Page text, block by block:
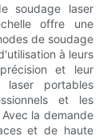
soudage laser
offre une
de soudage
à leurs
et leur
laser portables
et les
la demande
et de haute